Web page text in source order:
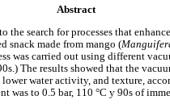
Abstract
the search for processes that
snack made from mango (
was carried out using different
The results showed that the
water activity, and texture,
was to 0.5 bar, 110 °C y 90s of